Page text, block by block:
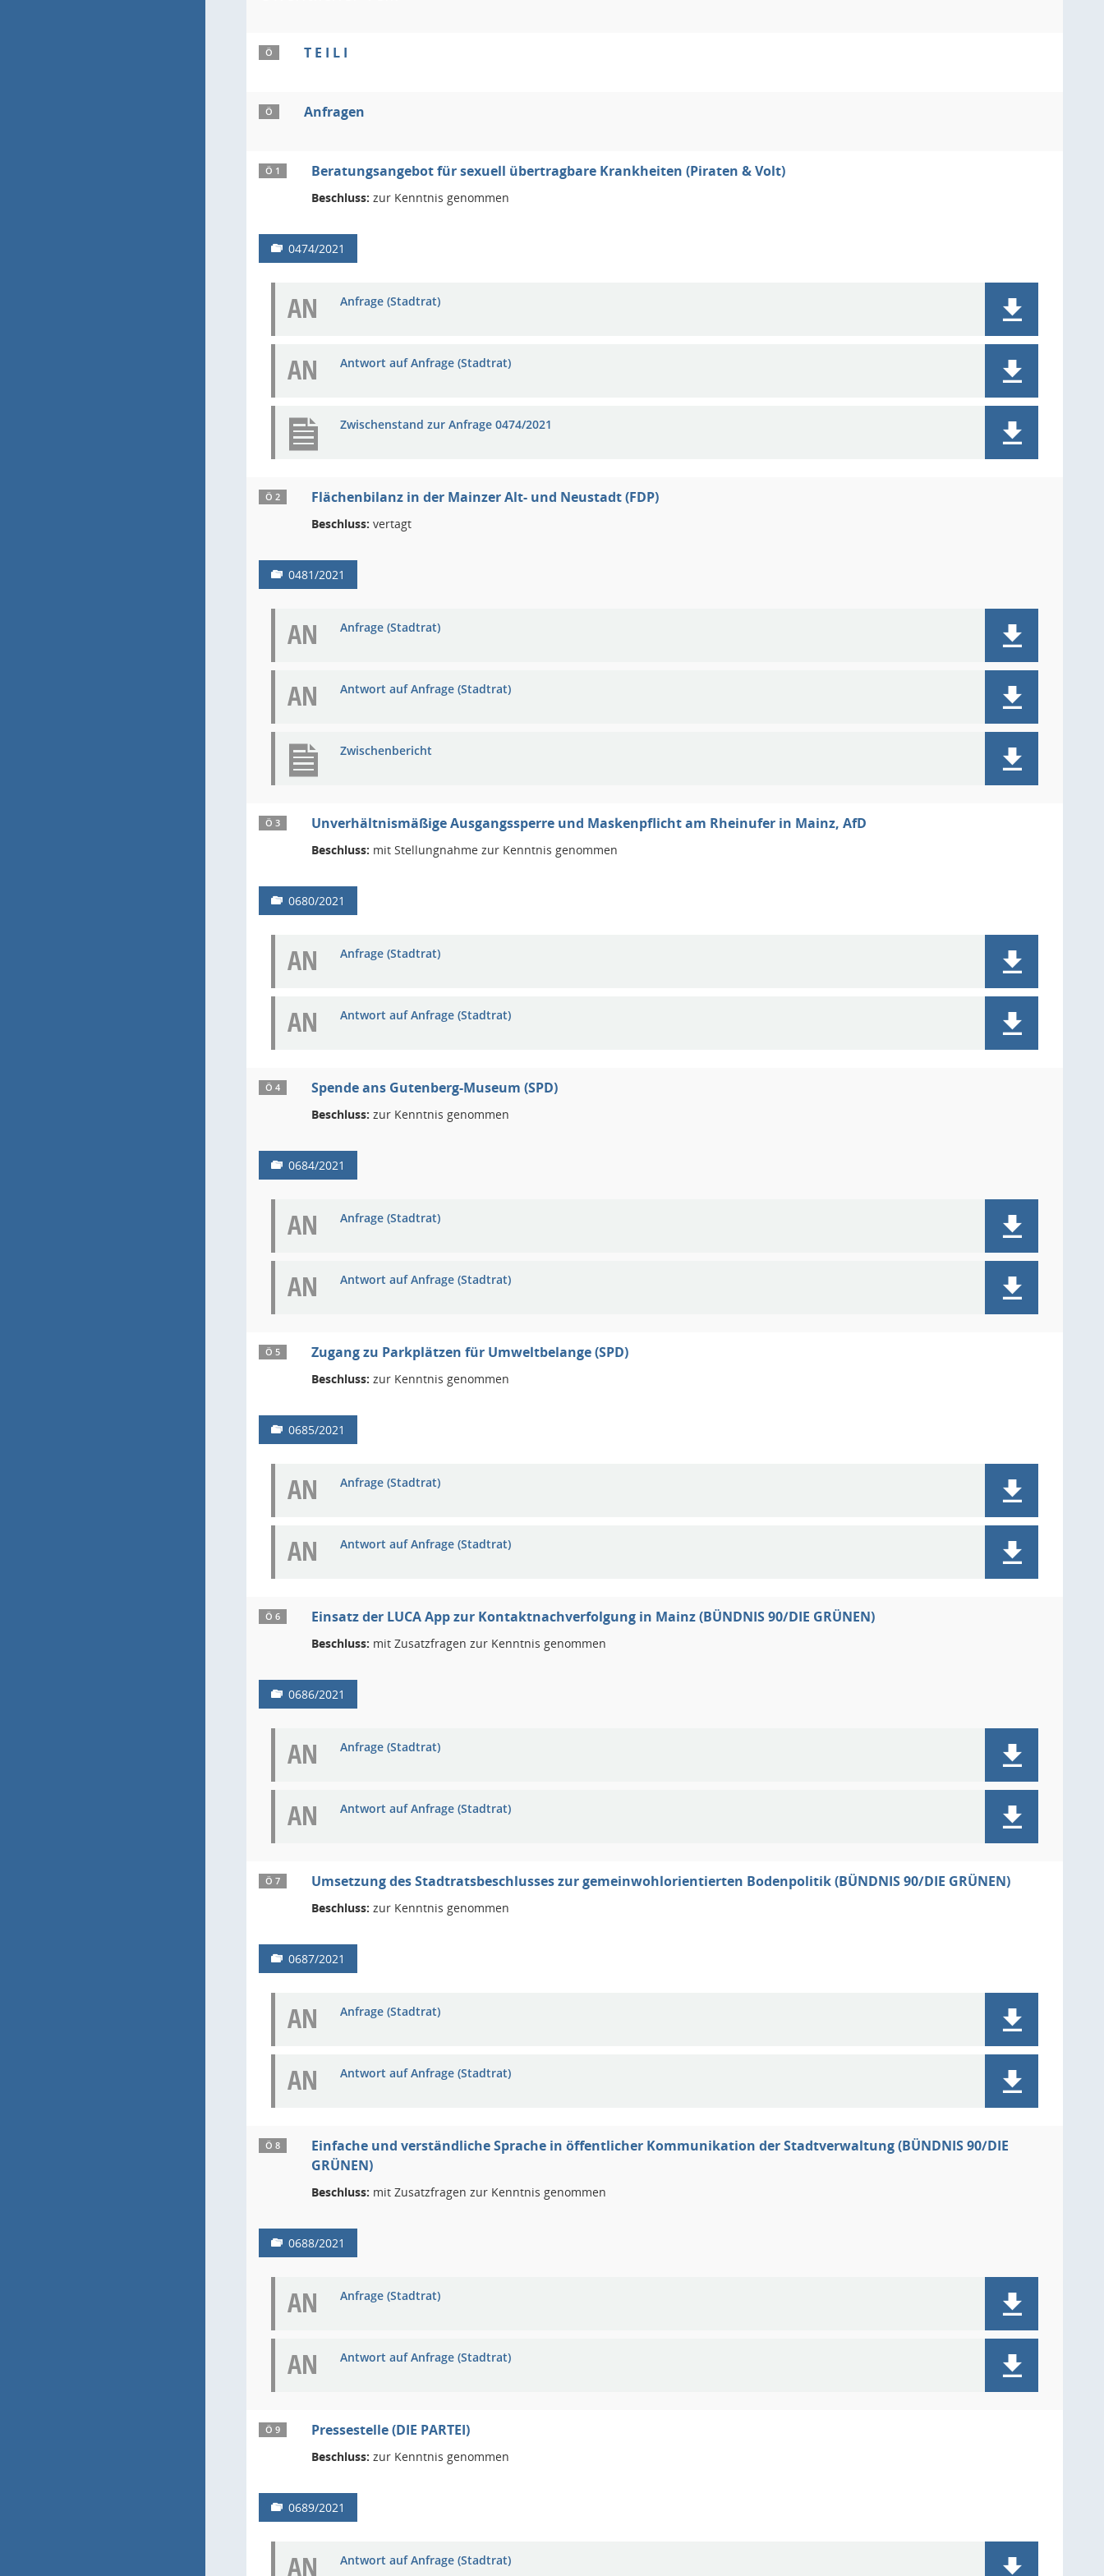
Ö T E I L I
Ö Anfragen
Ö 1 Beratungsangebot für sexuell übertragbare Krankheiten (Piraten & Volt)
Beschluss: zur Kenntnis genommen
0474/2021
AN Anfrage (Stadtrat)
AN Antwort auf Anfrage (Stadtrat)
Zwischenstand zur Anfrage 0474/2021
Ö 2 Flächenbilanz in der Mainzer Alt- und Neustadt (FDP)
Beschluss: vertagt
0481/2021
AN Anfrage (Stadtrat)
AN Antwort auf Anfrage (Stadtrat)
Zwischenbericht
Ö 3 Unverhältnismäßige Ausgangssperre und Maskenpflicht am Rheinufer in Mainz, AfD
Beschluss: mit Stellungnahme zur Kenntnis genommen
0680/2021
AN Anfrage (Stadtrat)
AN Antwort auf Anfrage (Stadtrat)
Ö 4 Spende ans Gutenberg-Museum (SPD)
Beschluss: zur Kenntnis genommen
0684/2021
AN Anfrage (Stadtrat)
AN Antwort auf Anfrage (Stadtrat)
Ö 5 Zugang zu Parkplätzen für Umweltbelange (SPD)
Beschluss: zur Kenntnis genommen
0685/2021
AN Anfrage (Stadtrat)
AN Antwort auf Anfrage (Stadtrat)
Ö 6 Einsatz der LUCA App zur Kontaktnachverfolgung in Mainz (BÜNDNIS 90/DIE GRÜNEN)
Beschluss: mit Zusatzfragen zur Kenntnis genommen
0686/2021
AN Anfrage (Stadtrat)
AN Antwort auf Anfrage (Stadtrat)
Ö 7 Umsetzung des Stadtratsbeschlusses zur gemeinwohlorientierten Bodenpolitik (BÜNDNIS 90/DIE GRÜNEN)
Beschluss: zur Kenntnis genommen
0687/2021
AN Anfrage (Stadtrat)
AN Antwort auf Anfrage (Stadtrat)
Ö 8
Einfache und verständliche Sprache in öffentlicher Kommunikation der Stadtverwaltung (BÜNDNIS 90/DIE
GRÜNEN)
Beschluss: mit Zusatzfragen zur Kenntnis genommen
0688/2021
AN Anfrage (Stadtrat)
AN Antwort auf Anfrage (Stadtrat)
Ö 9 Pressestelle (DIE PARTEI)
Beschluss: zur Kenntnis genommen
0689/2021
AN Antwort auf Anfrage (Stadtrat)